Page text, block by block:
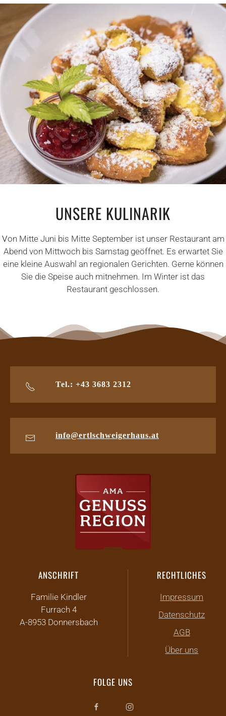
UNSERE KULINARIK
Von Mitte Juni bis Mitte September ist unser Restaurant am
Abend von Mittwoch bis Samstag geöffnet. Es erwartet Sie
eine kleine Auswahl an regionalen Gerichten. Gerne können
Sie die Speise auch mitnehmen. Im Winter ist das
Restaurant geschlossen.
Tel.: +43 3683 2312
info@ertlschweigerhaus.at
ANSCHRIFT
Familie Kindler
Furrach 4
A-8953 Donnersbach
RECHTLICHES
Impressum
Datenschutz
AGB
Über uns
FOLGE UNS